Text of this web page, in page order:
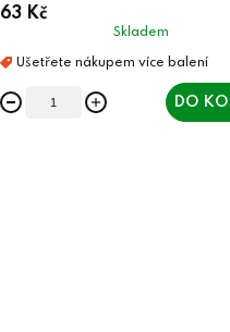
63 Kč
Skladem
DO